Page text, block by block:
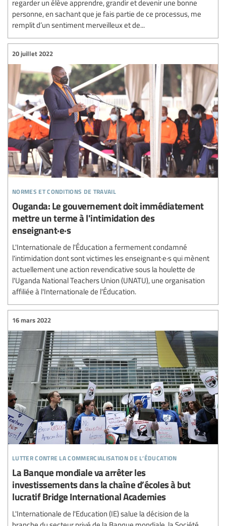
regarder un élève apprendre, grandir et devenir une bonne
personne, en sachant que je fais partie de ce processus, me
remplit d’un sentiment merveilleux et de...
normes et conditions de travail
20 juillet 2022
Ouganda: Le gouvernement doit immédiatement
mettre un terme à l'intimidation des
enseignant·e·s
L'Internationale de l'Éducation a fermement condamné
l'intimidation dont sont victimes les enseignant·e·s qui mènent
actuellement une action revendicative sous la houlette de
l'Uganda National Teachers Union (UNATU), une organisation
affiliée à l'Internationale de l'Éducation.
lutter contre la commercialisation de l’éducation
16 mars 2022
La Banque mondiale va arrêter les
investissements dans la chaîne d’écoles à but
lucratif Bridge International Academies
L'Internationale de l'Education (IE) salue la décision de la